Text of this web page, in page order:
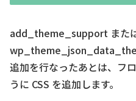
add_theme_support また
追加を行なったあとは、フ
うに CSS を追加します。